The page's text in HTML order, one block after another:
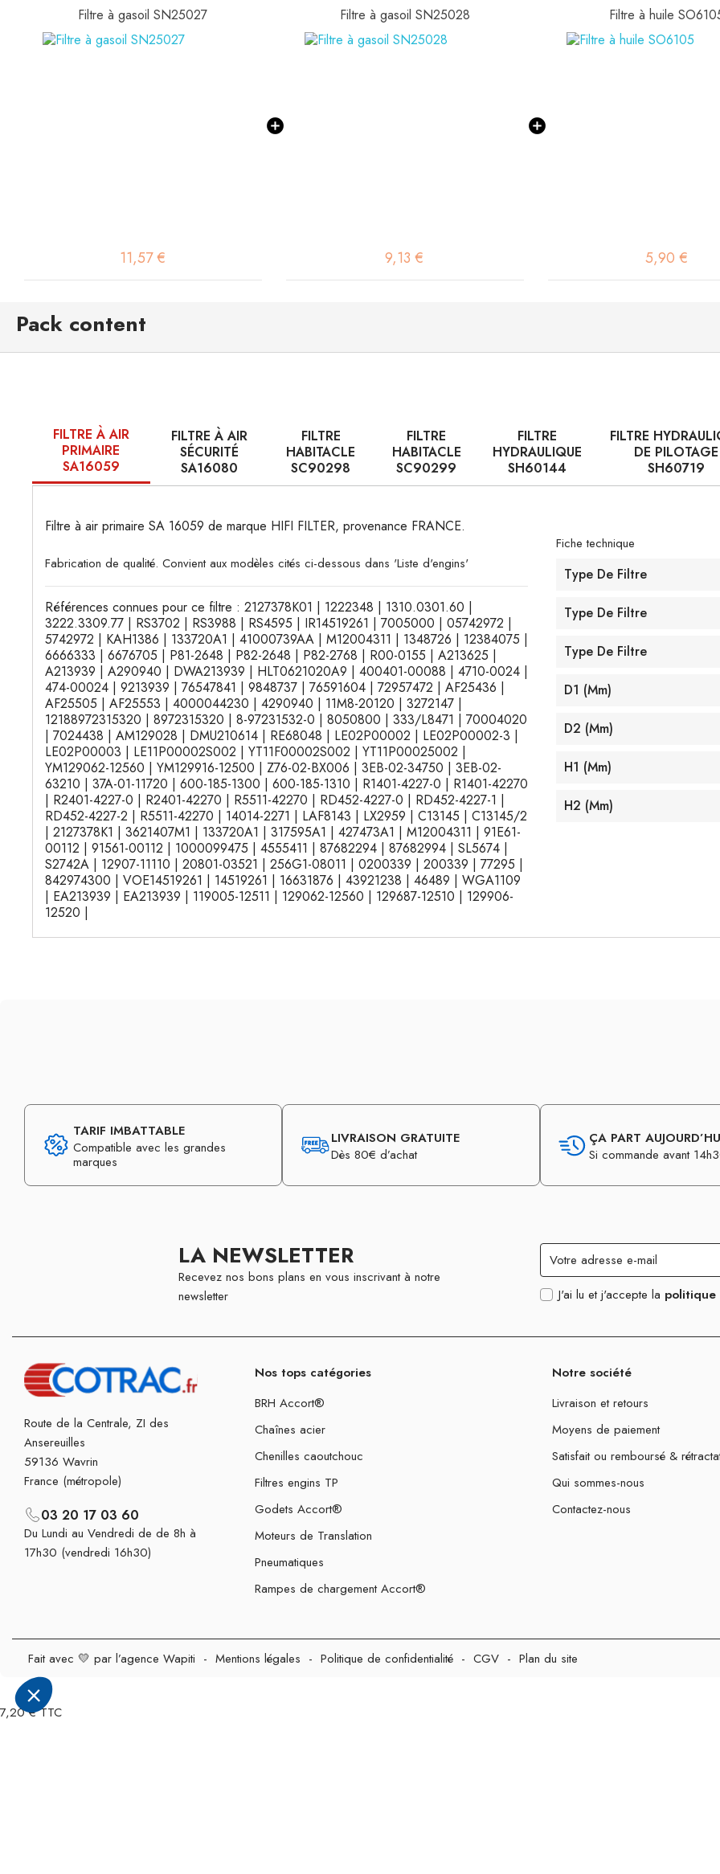
Filtre à gasoil SN25027
11,57 €
Filtre à gasoil SN25028
9,13 €
Filtre à huile
5,90 €
Pack content
FILTRE À AIR
PRIMAIRE
SA16059
FILTRE À AIR
SÉCURITÉ
SA16080
FILTRE
HABITACLE
SC90298
FILTRE
HABITACLE
SC90299
FILTRE
HYDRAULIQUE
SH60144
FILTRE
DE PILOTAGE
SH60719
Filtre à air primaire SA 16059 de marque HIFI FILTER, provenance FRANCE.
Fabrication de qualité. Convient aux modèles cités ci-dessous dans 'Liste d'engins'
Références connues pour ce filtre : 2127378K01 | 1222348 | 1310.0301.60 |
3222.3309.77 | RS3702 | RS3988 | RS4595 | IR14519261 | 7005000 | 05742972 |
5742972 | KAH1386 | 133720A1 | 41000739AA | M12004311 | 1348726 | 12384075 |
6666333 | 6676705 | P81-2648 | P82-2648 | P82-2768 | R00-0155 | A213625 |
A213939 | A290940 | DWA213939 | HLT0621020A9 | 400401-00088 | 4710-0024 |
474-00024 | 9213939 | 76547841 | 9848737 | 76591604 | 72957472 | AF25436 |
AF25505 | AF25553 | 4000044230 | 4290940 | 11M8-20120 | 3272147 |
12188972315320 | 8972315320 | 8-97231532-0 | 8050800 | 333/L8471 | 70004020
| 7024438 | AM129028 | DMU210614 | RE68048 | LE02P00002 | LE02P00002-3 |
LE02P00003 | LE11P00002S002 | YT11F00002S002 | YT11P00025002 |
YM129062-12560 | YM129916-12500 | Z76-02-BX006 | 3EB-02-34750 | 3EB-02-
63210 | 37A-01-11720 | 600-185-1300 | 600-185-1310 | R1401-4227-0 | R1401-42270
| R2401-4227-0 | R2401-42270 | R5511-42270 | RD452-4227-0 | RD452-4227-1 |
RD452-4227-2 | R5511-42270 | 14014-2271 | LAF8143 | LX2959 | C13145 | C13145/2
| 2127378K1 | 3621407M1 | 133720A1 | 317595A1 | 427473A1 | M12004311 | 91E61-
00112 | 91561-00112 | 1000099475 | 4555411 | 87682294 | 87682994 | SL5674 |
S2742A | 12907-11110 | 20801-03521 | 256G1-08011 | 0200339 | 200339 | 77295 |
842974300 | VOE14519261 | 14519261 | 16631876 | 43921238 | 46489 | WGA1109
| EA213939 | EA213939 | 119005-12511 | 129062-12560 | 129687-12510 | 129906-
12520 |
Fiche technique
Type De Filtre
Type De Filtre
Type De Filtre
D1 (mm)
D2 (mm)
H1 (mm)
H2 (mm)
TARIF IMBATTABLE
Compatible avec les grandes
marques
LIVRAISON GRATUITE
Dès 80€ d’achat
ÇA PART
Si commande avant
LA NEWSLETTER
Recevez nos bons plans en vous inscrivant à notre
newsletter
J'ai lu et j'accepte la
Route de la Centrale, ZI des
Ansereuilles
59136 Wavrin
France (métropole)
03 20 17 03 60
Du Lundi au Vendredi de de 8h à
17h30 (vendredi 16h30)
Nos tops catégories
BRH Accort®
Chaînes acier
Chenilles caoutchouc
Filtres engins TP
Godets Accort®
Moteurs de Translation
Pneumatiques
Rampes de chargement Accort®
Notre société
Livraison et retours
Moyens de paiement
Satisfait ou remboursé &
Qui sommes-nous
Contactez-nous
Fait avec 💛 par l’agence Wapiti - Mentions légales - Politique de confidentialité - CGV - Plan du site
7,20 € TTC